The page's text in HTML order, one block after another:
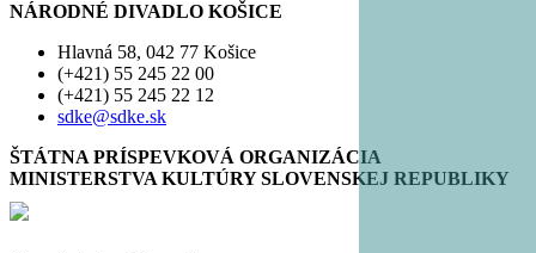
NÁRODNÉ DIVADLO KOŠICE
Hlavná 58, 042 77 Košice
(+421) 55 245 22 00
(+421) 55 245 22 12
sdke@sdke.sk
ŠTÁTNA PRÍSPEVKOVÁ ORGANIZÁCIA
MINISTERSTVA KULTÚRY SLOVENSKEJ REPUBLIKY